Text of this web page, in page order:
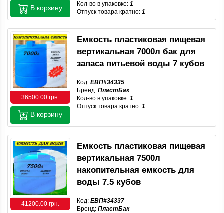
Кол-во в упаковке: 1
Отпуск товара кратно: 1
В корзину
36500.00 грн.
Емкость пластиковая пищевая
вертикальная 7000л бак для
запаса питьевой воды 7 кубов
Код: ЕВП#34335
Бренд: ПластБак
Кол-во в упаковке: 1
Отпуск товара кратно: 1
В корзину
41200.00 грн.
Емкость пластиковая пищевая
вертикальная 7500л
накопительная емкость для
воды 7.5 кубов
Код: ЕВП#34337
Бренд: ПластБак